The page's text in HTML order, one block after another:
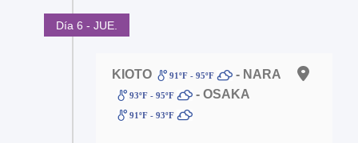
Día 6 - JUE.
KIOTO 91ºF - 95ºF - NARA
93ºF - 95ºF - OSAKA
91ºF - 93ºF